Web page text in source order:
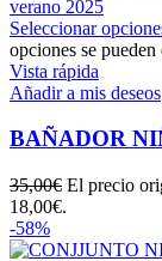
Seleccionar
opciones se
Vista rápida
Añadir a mis deseos
BAÑADOR
35,00€ El precio
18,00€.
-58%